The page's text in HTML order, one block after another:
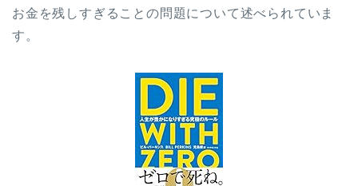
お金を残しすぎることの問題について述べられていま
す。